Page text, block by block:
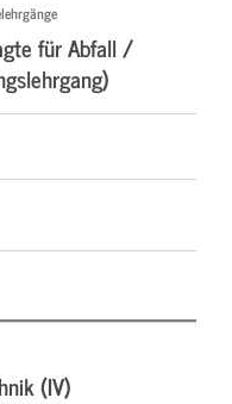
für Abfall /
(IV)